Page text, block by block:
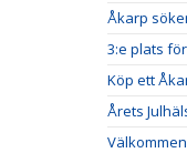
Åkarp
3:e plats
Köp ett
Årets